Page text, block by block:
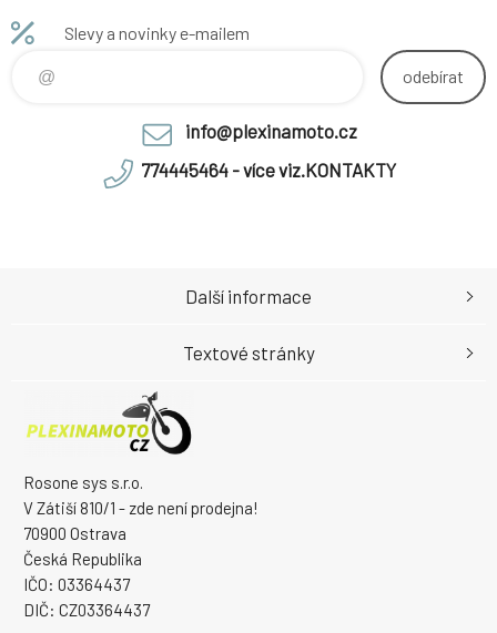
Slevy a novinky e-mailem
odebírat
info@plexinamoto.cz
774445464 - více viz.KONTAKTY
Rosone sys s.r.o.
V Zátiší 810/1 - zde není prodejna!
70900 Ostrava
Česká Republika
IČO: 03364437
DIČ: CZ03364437
Další informace
Textové stránky